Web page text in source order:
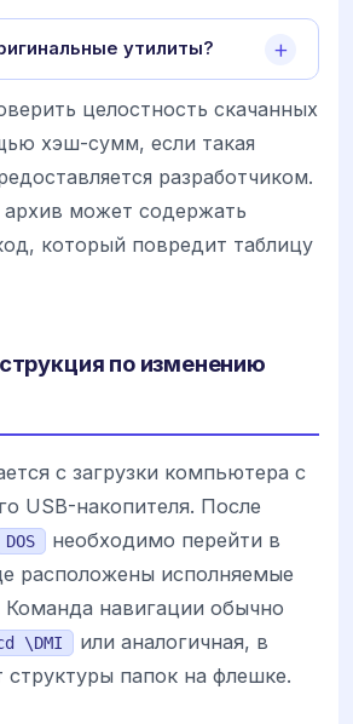
утилиты?
целостность скачанных
хэш-сумм, если такая
разработчиком.
может содержать
который повредит таблицу
по изменению
с загрузки компьютера с
USB-накопителя. После
DOS
необходимо перейти в
расположены исполняемые
навигации обычно
\DMI
или аналогичная, в
структуры папок на флешке.